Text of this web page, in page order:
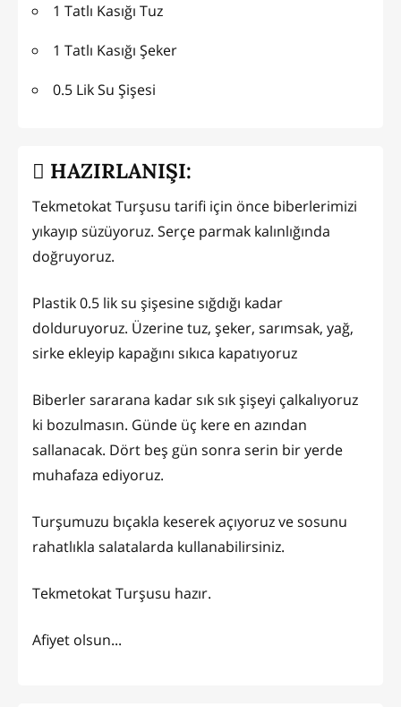
1 Tatlı Kasığı Tuz
1 Tatlı Kasığı Şeker
0.5 Lik Su Şişesi
HAZIRLANIŞI:
Tekmetokat Turşusu tarifi için önce biberlerimizi
yıkayıp süzüyoruz. Serçe parmak kalınlığında
doğruyoruz.
Plastik 0.5 lik su şişesine sığdığı kadar
dolduruyoruz. Üzerine tuz, şeker, sarımsak, yağ,
sirke ekleyip kapağını sıkıca kapatıyoruz
Biberler sararana kadar sık sık şişeyi çalkalıyoruz
ki bozulmasın. Günde üç kere en azından
sallanacak. Dört beş gün sonra serin bir yerde
muhafaza ediyoruz.
Turşumuzu bıçakla keserek açıyoruz ve sosunu
rahatlıkla salatalarda kullanabilirsiniz.
Tekmetokat Turşusu hazır.
Afiyet olsun...